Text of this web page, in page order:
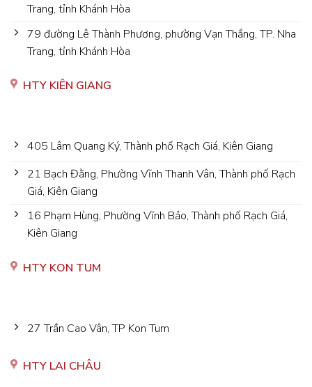
Trang, tỉnh Khánh Hòa
79 đường Lê Thành Phương, phường Vạn Thắng, TP. Nha
Trang, tỉnh Khánh Hòa
HTY KIÊN GIANG
405 Lâm Quang Ký, Thành phố Rạch Giá, Kiên Giang
21 Bạch Đằng, Phường Vĩnh Thanh Vân, Thành phố Rạch
Giá, Kiên Giang
16 Phạm Hùng, Phường Vĩnh Bảo, Thành phố Rạch Giá,
Kiên Giang
HTY KON TUM
27 Trần Cao Vân, TP Kon Tum
HTY LAI CHÂU